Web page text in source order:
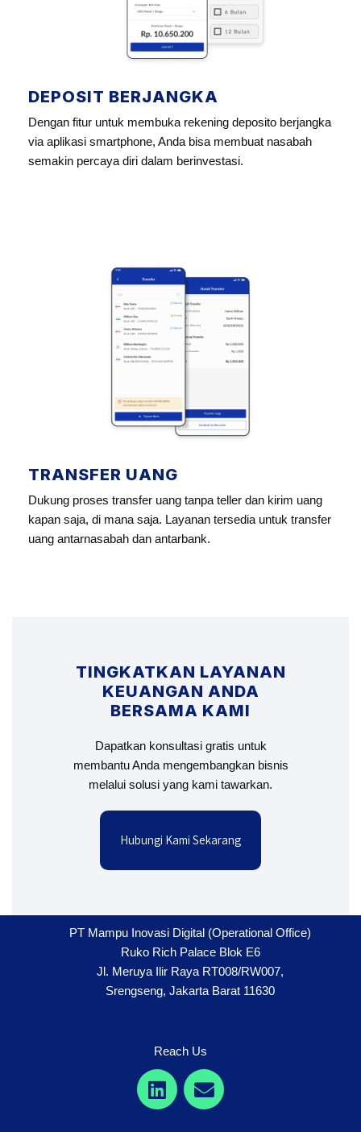
DEPOSIT BERJANGKA
Dengan fitur untuk membuka rekening deposito berjangka
via aplikasi smartphone, Anda bisa membuat nasabah
semakin percaya diri dalam berinvestasi.
TRANSFER UANG
Dukung proses transfer uang tanpa teller dan kirim uang
kapan saja, di mana saja. Layanan tersedia untuk transfer
uang antarnasabah dan antarbank.
TINGKATKAN LAYANAN
KEUANGAN ANDA
BERSAMA KAMI
Dapatkan konsultasi gratis untuk
membantu Anda mengembangkan bisnis
melalui solusi yang kami tawarkan.
Hubungi Kami Sekarang
PT Mampu Inovasi Digital (Operational Office)
Ruko Rich Palace Blok E6
Jl. Meruya Ilir Raya RT008/RW007,
Srengseng, Jakarta Barat 11630
Reach Us